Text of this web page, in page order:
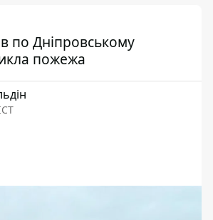
по Дніпровському
пожежа